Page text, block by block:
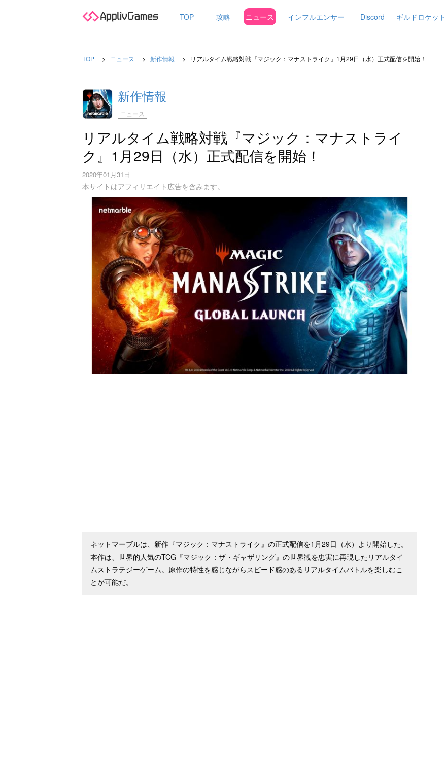
TOP 攻略 ニュース インフルエンサー Discord ギルドロケット
TOP ニュース 新作情報 リアルタイム戦略対戦『マジック：マナストライク』1月29日（水）正式配信を開始！
新作情報
ニュース
リアルタイム戦略対戦『マジック：マナストライ
ク』1月29日（水）正式配信を開始！
2020年01月31日
本サイトはアフィリエイト広告を含みます。
ネットマーブルは、新作『マジック：マナストライク』の正式配信を1月29日（水）より開始した。
本作は、世界的人気のTCG『マジック：ザ・ギャザリング』の世界観を忠実に再現したリアルタイ
ムストラテジーゲーム。原作の特性を感じながらスピード感のあるリアルタイムバトルを楽しむこ
とが可能だ。